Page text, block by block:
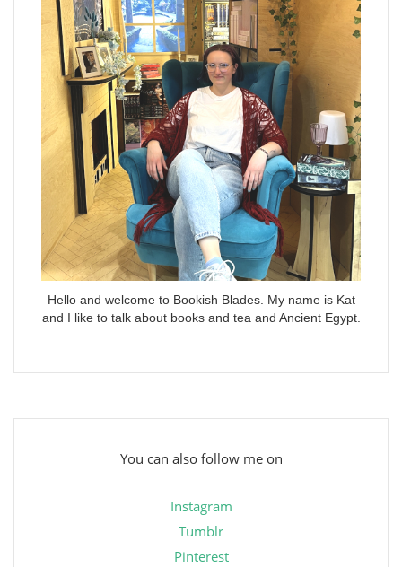
Hello and welcome to Bookish Blades. My name is Kat
and I like to talk about books and tea and Ancient Egypt.
You can also follow me on
Instagram
Tumblr
Pinterest